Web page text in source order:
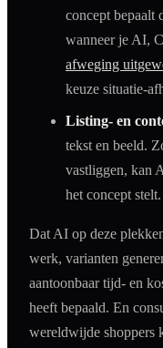
concept bepaalt
wanneer je AI,
afweging
keuze situatie-
Listing- en
tekst en beeld.
vastliggen, kan
het concept stelt.
Dat AI op deze
werk, varianten
aantoonbaar tijd- en
heeft bepaald. En
wereldwijde shoppers